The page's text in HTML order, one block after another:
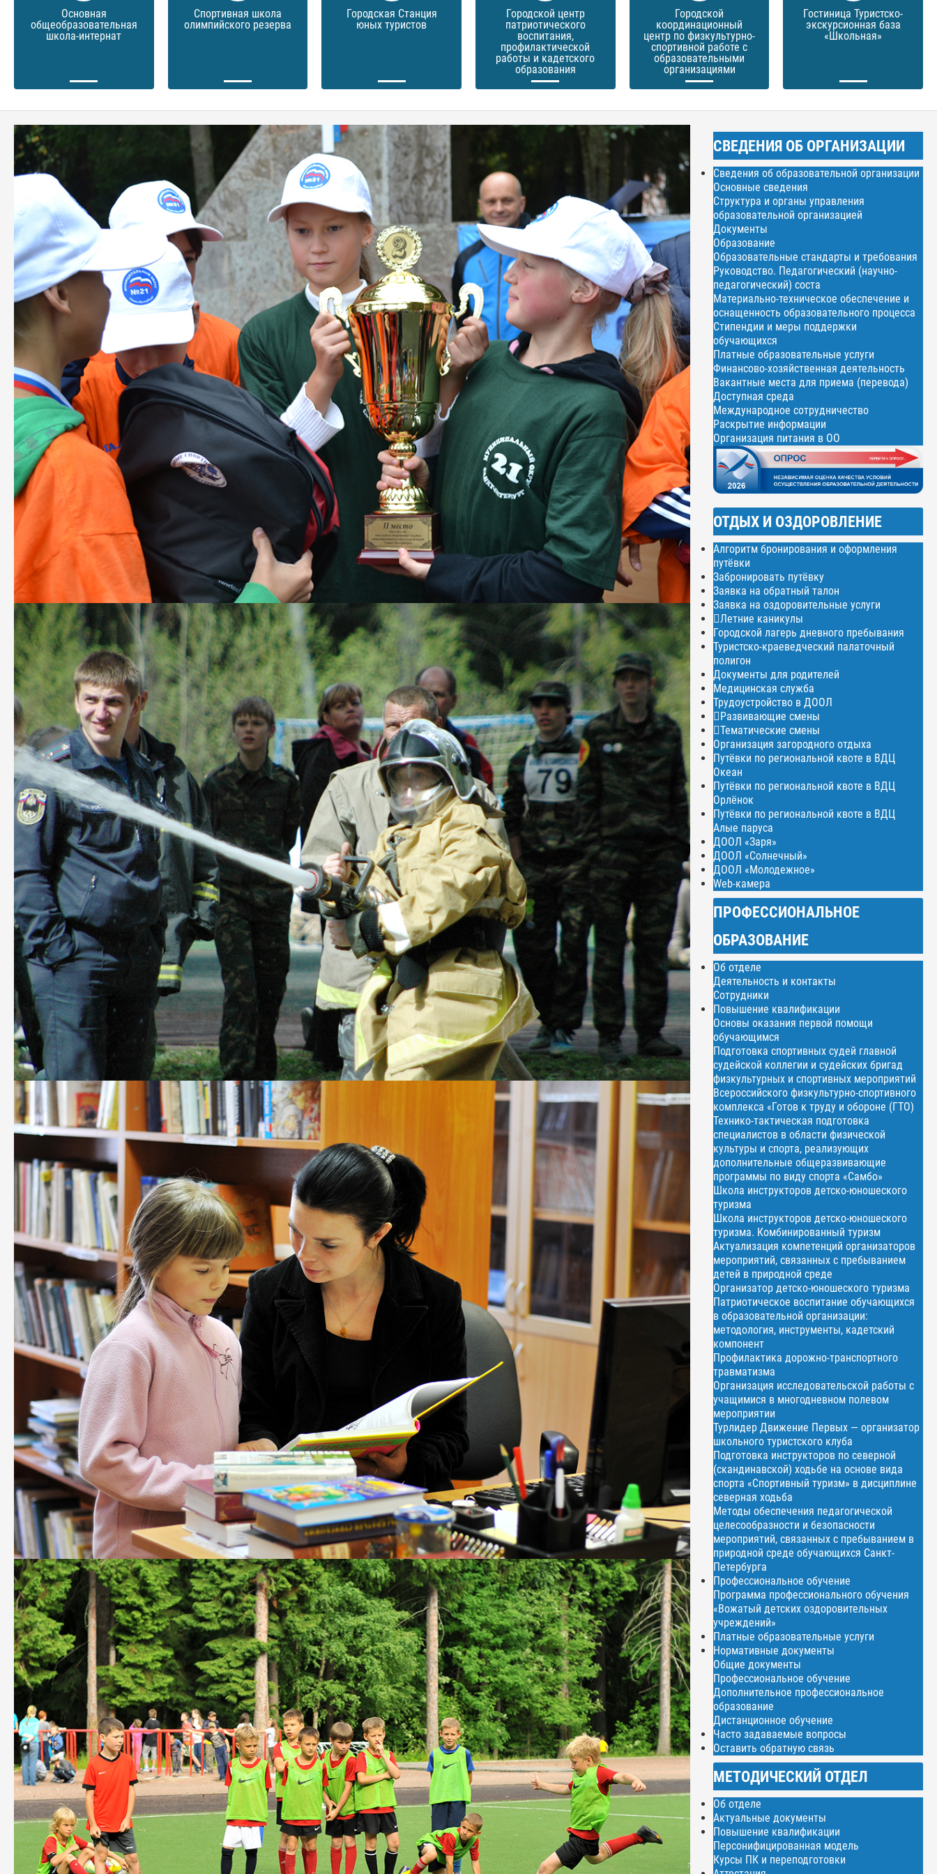
Основная
общеобразовательная
школа-интернат
Спортивная школа
олимпийского резерва
Городская Станция
юных туристов
Городской центр
патриотического
воспитания,
профилактической
работы и кадетского
образования
Городской
координационный
центр по физкультурно-
спортивной работе с
образовательными
организациями
Гостиница Туристско-
экскурсионная база
«Школьная»
СВЕДЕНИЯ ОБ ОРГАНИЗАЦИИ
Сведения об образовательной организации
Основные сведения
Структура и органы управления
образовательной организацией
Документы
Образование
Образовательные стандарты и требования
Руководство. Педагогический (научно-
педагогический) соста
Материально-техническое обеспечение и
оснащенность образовательного процесса
Стипендии и меры поддержки
обучающихся
Платные образовательные услуги
Финансово-хозяйственная деятельность
Вакантные места для приема (перевода)
Доступная среда
Международное сотрудничество
Раскрытие информации
Организация питания в ОО
ОТДЫХ И ОЗДОРОВЛЕНИЕ
Алгоритм бронирования и оформления
путёвки
Забронировать путёвку
Заявка на обратный талон
Заявка на оздоровительные услуги
Летние каникулы
Городской лагерь дневного пребывания
Туристско-краеведческий палаточный
полигон
Документы для родителей
Медицинская служба
Трудоустройство в ДООЛ
Развивающие смены
Тематические смены
Организация загородного отдыха
Путёвки по региональной квоте в ВДЦ
Океан
Путёвки по региональной квоте в ВДЦ
Орлёнок
Путёвки по региональной квоте в ВДЦ
Алые паруса
ДООЛ «Заря»
ДООЛ «Солнечный»
ДООЛ «Молодежное»
Web-камера
ПРОФЕССИОНАЛЬНОЕ
ОБРАЗОВАНИЕ
Об отделе
Деятельность и контакты
Сотрудники
Повышение квалификации
Основы оказания первой помощи
обучающимся
Подготовка спортивных судей главной
судейской коллегии и судейских бригад
физкультурных и спортивных мероприятий
Всероссийского физкультурно-спортивного
комплекса «Готов к труду и обороне (ГТО)
Технико-тактическая подготовка
специалистов в области физической
культуры и спорта, реализующих
дополнительные общеразвивающие
программы по виду спорта «Самбо»
Школа инструкторов детско-юношеского
туризма
Школа инструкторов детско-юношеского
туризма. Комбинированный туризм
Актуализация компетенций организаторов
мероприятий, связанных с пребыванием
детей в природной среде
Организатор детско-юношеского туризма
Патриотическое воспитание обучающихся
в образовательной организации:
методология, инструменты, кадетский
компонент
Профилактика дорожно-транспортного
травматизма
Организация исследовательской работы с
учащимися в многодневном полевом
мероприятии
Турлидер Движение Первых — организатор
школьного туристского клуба
Подготовка инструкторов по северной
(скандинавской) ходьбе на основе вида
спорта «Спортивный туризм» в дисциплине
северная ходьба
Методы обеспечения педагогической
целесообразности и безопасности
мероприятий, связанных с пребыванием в
природной среде обучающихся Санкт-
Петербурга
Профессиональное обучение
Программа профессионального обучения
«Вожатый детских оздоровительных
учреждений»
Платные образовательные услуги
Нормативные документы
Общие документы
Профессиональное обучение
Дополнительное профессиональное
образование
Дистанционное обучение
Часто задаваемые вопросы
Оставить обратную связь
МЕТОДИЧЕСКИЙ ОТДЕЛ
Об отделе
Актуальные документы
Повышение квалификации
Персонифицированная модель
Курсы ПК и переподготовки